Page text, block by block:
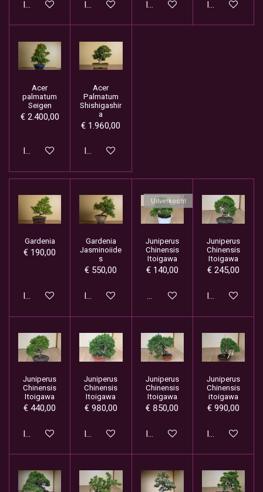
In winkelwagen In winkelwagen In winkelwagen In
Acer
palmatum
Seigen
€ 2.400,00
In winkelwagen
Acer
Palmatum
Shishigashir
a
€ 1.960,00
In winkelwagen
Gardenia
€ 190,00
In winkelwagen
Gardenia
Jasminoiide
s
€ 550,00
In winkelwagen
Uitverkocht
Juniperus
Chinensis
Itoigawa
€ 140,00
Houd mij op de hoogte
Juniperus
Chinensis
Itoigawa
€ 245,00
In
Juniperus
Chinensis
Itoigawa
€ 440,00
In winkelwagen
Juniperus
Chinensis
Itoigawa
€ 980,00
In winkelwagen
Juniperus
Chinensis
Itoigawa
€ 850,00
In winkelwagen
Juniperus
Chinensis
itoigawa
€ 990,00
In